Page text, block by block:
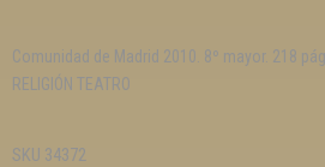
Comunidad de Madrid 2010. 8º mayor. 218
RELIGIÓN TEATRO
SKU 34372